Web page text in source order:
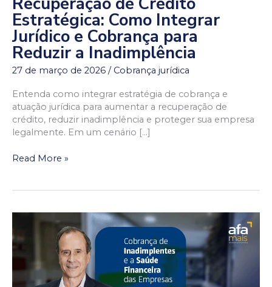
Estratégica: Como Integrar
Jurídico e Cobrança para
Reduzir a Inadimplência
27 de março de 2026 / Cobrança jurídica
Entenda como integrar estratégia de cobrança e
atuação jurídica para aumentar a recuperação de
crédito, reduzir inadimplência e proteger sua empresa
legalmente. Em um cenário […]
de
Crédito
Estratégica:
Como
Integrar
e
Cobrança
para
Reduzir
Inadimplência
Read More »